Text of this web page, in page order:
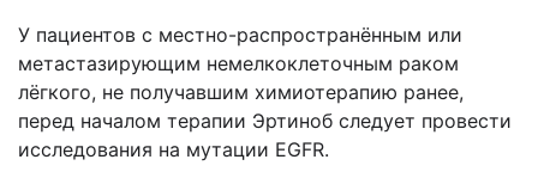
У пациентов с местно-распространённым или
метастазирующим немелкоклеточным раком
лёгкого, не получавшим химиотерапию ранее,
перед началом терапии Эртиноб следует провести
исследования на мутации EGFR.